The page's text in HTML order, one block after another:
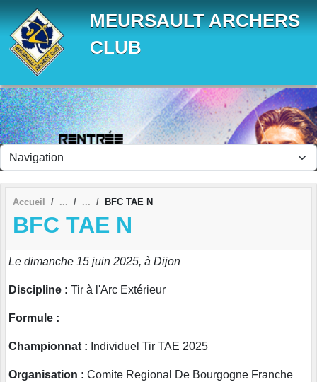
MEURSAULT ARCHERS
CLUB
Accueil BFC TAE N
BFC TAE N
Le dimanche 15 juin 2025, à Dijon
Discipline : Tir à l'Arc Extérieur
Formule :
Championnat : Individuel Tir TAE 2025
Organisation : Comite Regional De Bourgogne Franche
Panneau de gestion des cookies